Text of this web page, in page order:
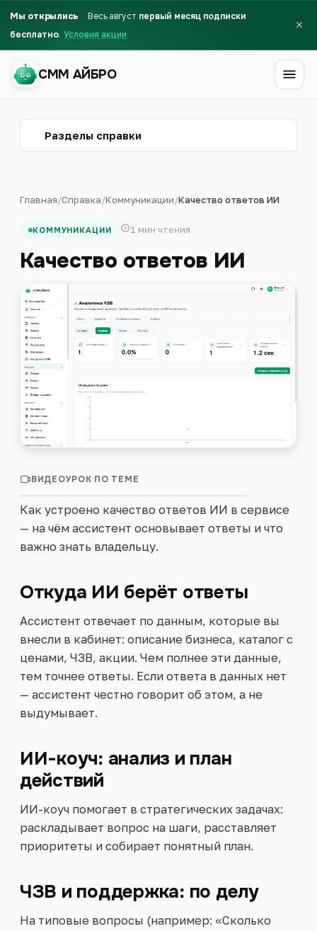
Мы открылись Весь август первый месяц подписки
бесплатно Условия акции
СММ АЙБРО
Первый месяц бесплатно
Войти
Разделы справки
Главная/Справка/Коммуникации/Качество ответов ИИ
КОММУНИКАЦИИ 1 мин чтения
Качество ответов ИИ
ВИДЕОУРОК ПО ТЕМЕ
Как ИИ отвечает клиентам 24/7
Как устроено качество ответов ИИ в сервисе
— на чём ассистент основывает ответы и что
важно знать владельцу.
Откуда ИИ берёт ответы
Ассистент отвечает по данным, которые вы
внесли в кабинет: описание бизнеса, каталог с
ценами, ЧЗВ, акции. Чем полнее эти данные,
тем точнее ответы. Если ответа в данных нет
— ассистент честно говорит об этом, а не
выдумывает.
ИИ-коуч: анализ и план
действий
ИИ-коуч помогает в стратегических задачах:
раскладывает вопрос на шаги, расставляет
приоритеты и собирает понятный план.
ЧЗВ и поддержка: по делу
На типовые вопросы (например: «Сколько